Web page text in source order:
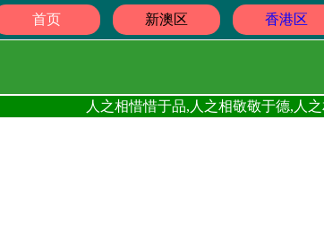
首页 新澳区 香港区
人之相惜惜于品,人之相敬敬于德,人